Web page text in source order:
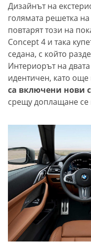
Дизайнът на
голямата решетка
повтарят този на
Concept 4 и така
седана, с който
Интериорът на
идентичен, като още
са включени нови
срещу доплащане се